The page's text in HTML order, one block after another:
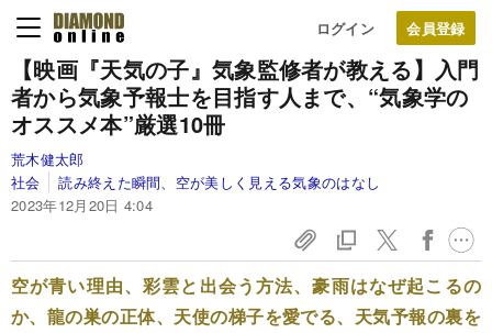
ログイン
【映画『天気の子』気象監修者が教える】入門
者から気象予報士を目指す人まで、“気象学の
オススメ本”厳選10冊
荒木健太郎
社会
読み終えた瞬間、空が美しく見える気象のはなし
2023年12月20日 4:04
空が青い理由、彩雲と出会う方法、豪雨はなぜ起こるの
か、龍の巣の正体、天使の梯子を愛でる、天気予報の裏を